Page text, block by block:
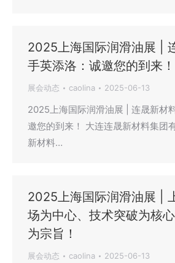
2025上海国际润滑油展 |
手英添洛：诚邀您的到来！
展会动态 caolina 2025-06-13
2025上海国际润滑油展 | 连晟新材
邀您的到来！ 大连连晟新材料集团
新材料…
2025上海国际润滑油展 |
场为中心、技术突破为核
为宗旨！
展会动态 caolina 2025-06-13